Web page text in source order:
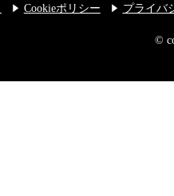
Cookieポリシー プライバ
©